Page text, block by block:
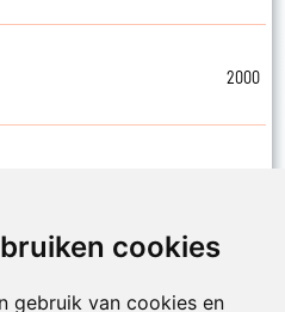
cookies
gebruik van cookies en
2000